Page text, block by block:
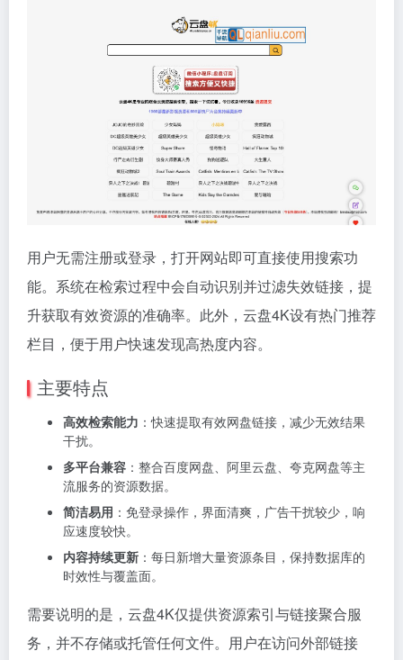
用户无需注册或登录，打开网站即可直接使用搜索功
能。系统在检索过程中会自动识别并过滤失效链接，提
升获取有效资源的准确率。此外，云盘4K设有热门推荐
栏目，便于用户快速发现高热度内容。
主要特点
高效检索能力 ：快速提取有效网盘链接，减少无效结果
干扰。
多平台兼容 ：整合百度网盘、阿里云盘、夸克网盘等主
流服务的资源数据。
简洁易用 ：免登录操作，界面清爽，广告干扰较少，响
应速度较快。
内容持续更新 ：每日新增大量资源条目，保持数据库的
时效性与覆盖面。
需要说明的是，云盘4K仅提供资源索引与链接聚合服
务，并不存储或托管任何文件。用户在访问外部链接